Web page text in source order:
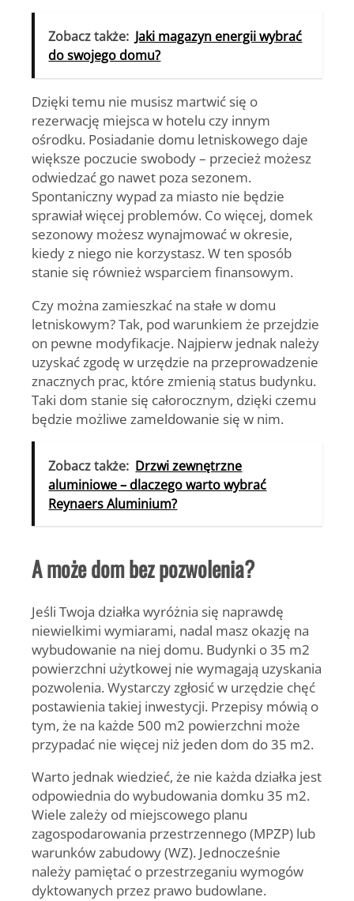
Zobacz także: Jaki magazyn energii wybrać
do swojego domu?
Dzięki temu nie musisz martwić się o
rezerwację miejsca w hotelu czy innym
ośrodku. Posiadanie domu letniskowego daje
większe poczucie swobody– przecież możesz
odwiedzać go nawet poza sezonem.
Spontaniczny wypad za miasto nie będzie
sprawiał więcej problemów. Co więcej, domek
sezonowy możesz wynajmowaćw okresie,
kiedy z niego nie korzystasz. W ten sposób
stanie się również wsparciem finansowym.
Czy można zamieszkać na stałe w domu
letniskowym? Tak, pod warunkiem że przejdzie
on pewne modyfikacje. Najpierw jednak należy
uzyskać zgodę w urzędzie na przeprowadzenie
znacznych prac, które zmienią status budynku.
Taki dom stanie się całorocznym, dzięki czemu
będzie możliwe zameldowanie się w nim.
Zobacz także: Drzwi zewnętrzne
aluminiowe – dlaczego warto wybrać
Reynaers Aluminium?
A może dom bez pozwolenia?
Jeśli Twoja działka wyróżnia się naprawdę
niewielkimi wymiarami, nadal masz okazję na
wybudowanie na niej domu. Budynki o 35 m2
powierzchni użytkowej nie wymagają uzyskania
pozwolenia. Wystarczy zgłosić w urzędzie chęć
postawienia takiej inwestycji. Przepisy mówią o
tym, że na każde 500 m2 powierzchni może
przypadać nie więcej niż jeden dom do 35 m2.
Warto jednak wiedzieć, że nie każda działka jest
odpowiednia do wybudowania domku 35 m2.
Wiele zależy od miejscowego planu
zagospodarowania przestrzennego (MPZP) lub
warunków zabudowy (WZ). Jednocześnie
należy pamiętać o przestrzeganiu wymogów
dyktowanych przez prawo budowlane.